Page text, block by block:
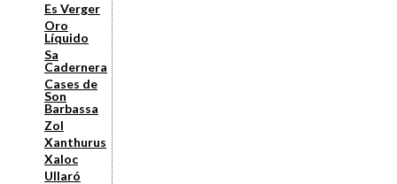
Es Verger
Oro
Líquido
Sa
Cadernera
Cases de
Son
Barbassa
Zol
Xanthurus
Xaloc
Ullaró